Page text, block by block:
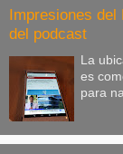
Impresiones del
del podcast
La
es
para